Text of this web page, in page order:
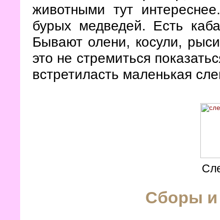
животными тут
бурых медведей. Есть
Бывают олени, косули,
это не стремиться
встретиласть маленькая
Сборы и